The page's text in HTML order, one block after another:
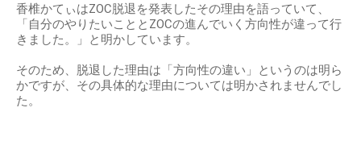
香椎かてぃはZOC脱退を発表したその理由を語っていて、
「自分のやりたいこととZOCの進んでいく方向性が違って行
きました。」と明かしています。
そのため、脱退した理由は「方向性の違い」というのは明ら
かですが、その具体的な理由については明かされませんでし
た。